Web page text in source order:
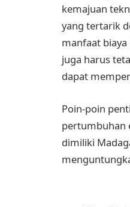
kemajuan
yang tertarik
manfaat
juga harus
dapat
Poin-poin
pertumbuhan
dimiliki